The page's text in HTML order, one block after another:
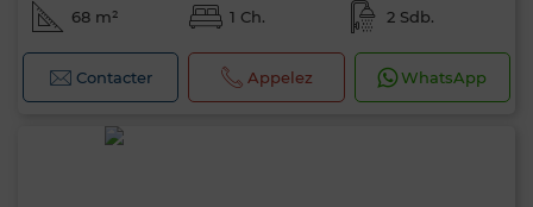
68 m² 1 Ch. 2 Sdb.
Contacter Appelez WhatsApp